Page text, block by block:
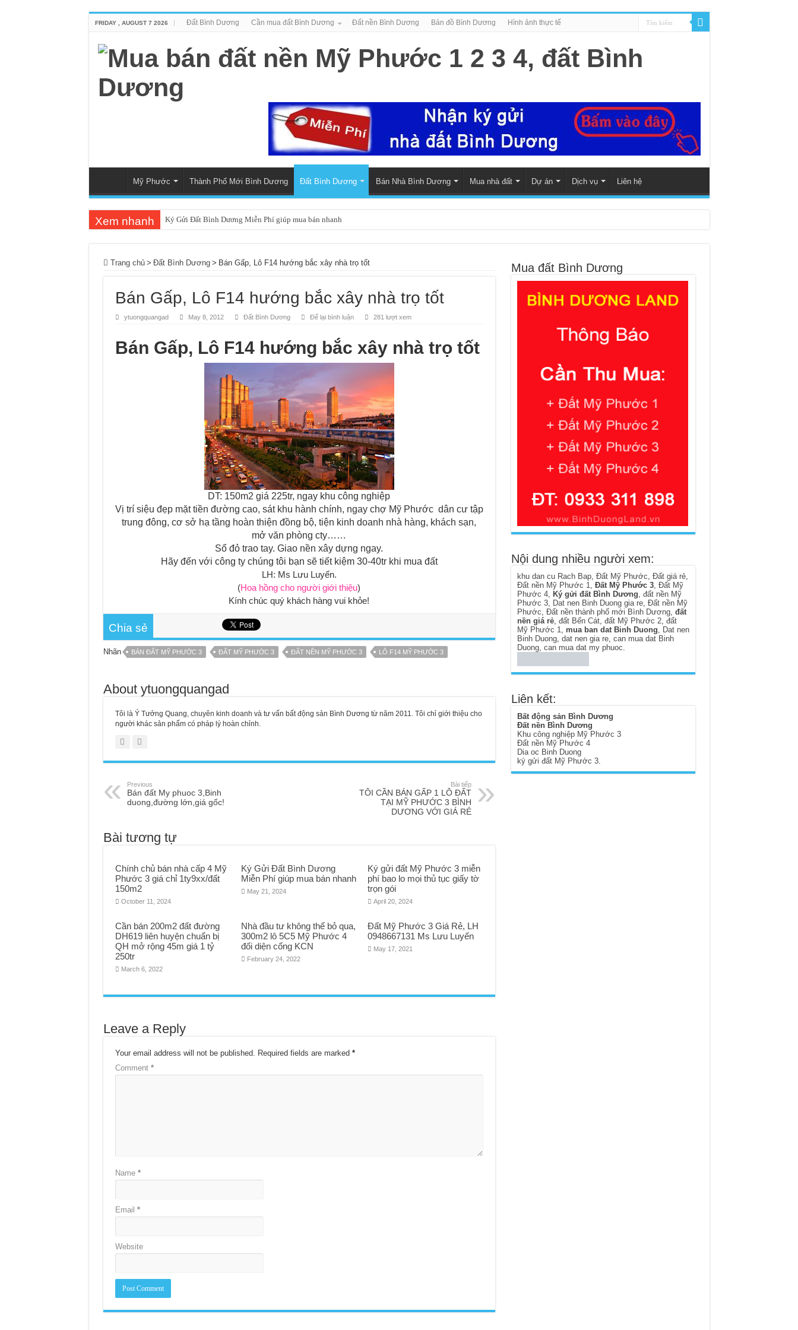
FRIDAY , AUGUST 7 2026 Đất Bình Dương Cần mua đất Bình Dương Đất nền Bình Dương Bản đồ Bình Dương Hình ảnh thực tế
Mỹ Phước Thành Phố Mới Bình Dương Đất Bình Dương Bán Nhà Bình Dương Mua nhà đất Dự án Dịch vụ Liên hệ
Xem nhanh Ký Gửi Đất Bình Dương Miễn Phí giúp mua bán nhanh
Mua bán – nhận kí gửi đất Tân Định, Thới Hòa – Bến Cát, Bình Dương giá cao, thanh toán trong ngày
Mua bán, nhận ký gửi nhà đất đường D4C Mỹ Phước 4, Thới Hòa, Bến Cát, Bình Dương
Nhận ký gửi đất Rạch Bắp Bình Dương
Nhận ký gửi đất Green River City, Thới Hòa, Bến Cát, Bình Dương
Trang chủ > Đất Bình Dương > Bán Gấp, Lô F14 hướng bắc xây nhà trọ tốt
Bán Gấp, Lô F14 hướng bắc xây nhà trọ tốt
ytuongquangad May 8, 2012 Đất Bình Dương Để lại bình luận 281 lượt xem
Bán Gấp, Lô F14 hướng bắc xây nhà trọ tốt
DT: 150m2 giá 225tr, ngay khu công nghiệp
Vị trí siệu đẹp mặt tiền đường cao, sát khu hành chính, ngay chợ Mỹ Phước dân cư tập
trung đông, cơ sở hạ tầng hoàn thiện đồng bộ, tiện kinh doanh nhà hàng, khách sạn,
mở văn phòng cty……
Sổ đỏ trao tay. Giao nền xây dựng ngay.
Hãy đến với công ty chúng tôi bạn sẽ tiết kiệm 30-40tr khi mua đất
LH: Ms Lưu Luyến.
(Hoa hồng cho người giới thiệu)
Kính chúc quý khách hàng vui khỏe!
Chia sẻ
Nhãn BÁN ĐẤT MỸ PHƯỚC 3 ĐẤT MỸ PHƯỚC 3 ĐẤT NỀN MỸ PHƯỚC 3 LÔ F14 MỸ PHƯỚC 3
About ytuongquangad
Tôi là Ý Tưởng Quang, chuyên kinh doanh và tư vấn bất động sản Bình Dương từ năm 2011. Tôi chỉ giới thiệu cho
người khác sản phẩm có pháp lý hoàn chỉnh.
Previous
Bán đất My phuoc 3,Binh
duong,đường lớn,giá gốc!
Bài tiếp
TÔI CẦN BÁN GẤP 1 LÔ ĐẤT
TẠI MỸ PHƯỚC 3 BÌNH
DƯƠNG VỚI GIÁ RẺ
Bài tương tự
Chính chủ bán nhà cấp 4 Mỹ
Phước 3 giá chỉ 1ty9xx/đất
150m2
October 11, 2024
Ký Gửi Đất Bình Dương
Miễn Phí giúp mua bán nhanh
May 21, 2024
Ký gửi đất Mỹ Phước 3 miễn
phí bao lo mọi thủ tục giấy tờ
trọn gói
April 20, 2024
Cần bán 200m2 đất đường
DH619 liên huyện chuẩn bị
QH mở rộng 45m giá 1 tỷ
250tr
March 6, 2022
Nhà đầu tư không thể bỏ qua,
300m2 lô 5C5 Mỹ Phước 4
đối diện cổng KCN
February 24, 2022
Đất Mỹ Phước 3 Giá Rẻ, LH
0948667131 Ms Lưu Luyến
May 17, 2021
Leave a Reply
Your email address will not be published. Required fields are marked *
Comment *
Name *
Email *
Website
Mua đất Bình Dương
Nội dung nhiều người xem:
khu dan cu Rach Bap, Đất Mỹ Phước Đất giá rẻ,
Đất nền Mỹ Phước 1
Đất Mỹ Phước 3, Đất Mỹ
Phước 4, Ký gửi đất Bình Dương đất nền Mỹ
Phước 3, Dat nen Binh Duong gia re, Đất nền Mỹ
Phước Đất nền thành phố mới Bình Dương, đất
nền giá rẻ, đất Bến Cát, đất Mỹ Phước 2, đất
Mỹ Phước 1
mua ban dat Binh Duong
Dat nen
Binh Duong, dat nen gia re, can mua dat Binh
Duong, can mua dat my phuoc
Liên kết:
Bất động sản Bình Dương
Đất nền Bình Dương
Khu công nghiệp Mỹ Phước 3
Đất nền Mỹ Phước 4
Dia oc Binh Duong
ký gửi đất Mỹ Phước 3.